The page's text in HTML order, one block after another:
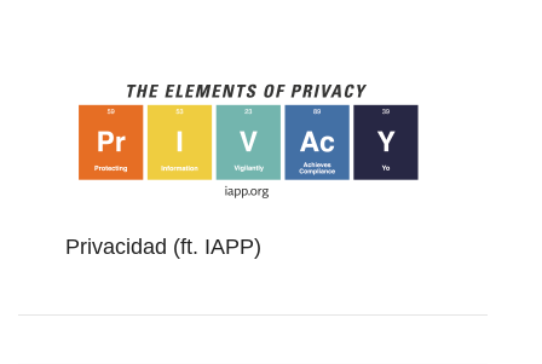
Privacidad (ft. IAPP)